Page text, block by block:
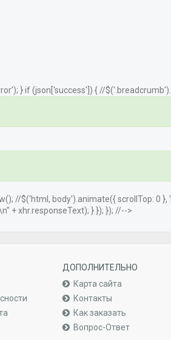
} if (json['success']) { //
//$('html, body').animate({ scrollTop: 0
+ xhr.responseText); } }); }); //-->
ДОПОЛНИТЕЛЬНО
Карта сайта
Контакты
Как заказать
Вопрос-Ответ